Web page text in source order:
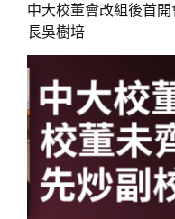
中大校董會改組後首
長吳樹培